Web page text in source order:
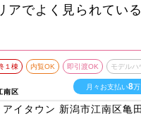
アでよく見られてい
南区
１棟 内覧OK 即引渡OK モデルハ
月々お支払い8